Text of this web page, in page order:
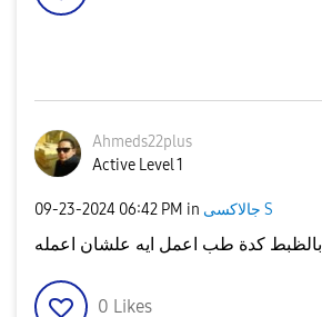
Ahmeds22plus
Active Level 1
‎09-23-2024 06:42 PM in جالاكسى S
بالظبط كدة طب اعمل ايه علشان اعمله
0 Likes